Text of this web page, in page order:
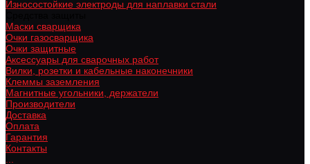
Износостойкие электроды для наплавки стали
Маски сварщика
Очки газосварщика
Очки защитные
Аксессуары для сварочных работ
Вилки, розетки и кабельные наконечники
Клеммы заземления
Магнитные угольники, держатели
Производители
Доставка
Оплата
Гарантия
Контакты